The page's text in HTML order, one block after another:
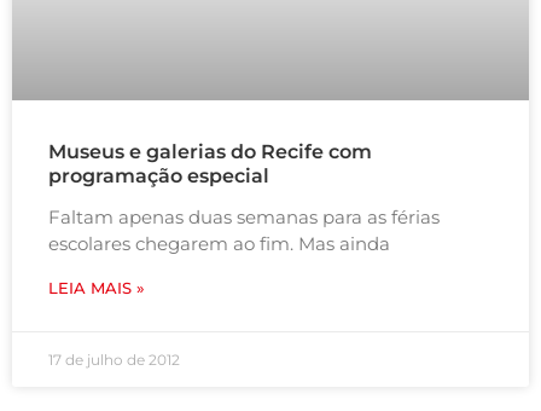
Museus e galerias do Recife com
programação especial
Faltam apenas duas semanas para as férias
escolares chegarem ao fim. Mas ainda
LEIA MAIS »
17 de julho de 2012